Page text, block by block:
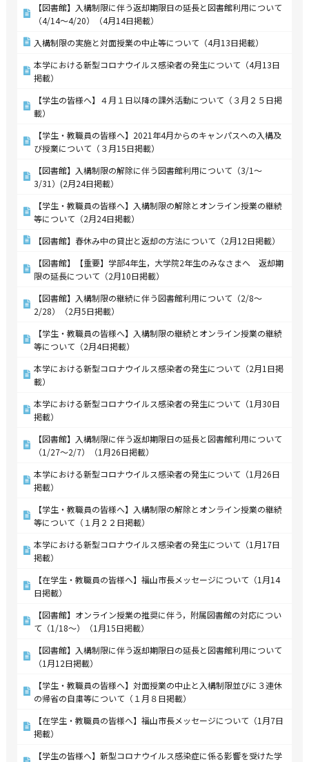
【図書館】入構制限に伴う返却期限日の延長と図書館利用について
（4/14～4/20）（4月14日掲載）
入構制限の実施と対面授業の中止等について（4月13日掲載）
本学における新型コロナウイルス感染者の発生について（4月13日
掲載）
【学生の皆様へ】４月１日以降の課外活動について（３月２５日掲
載）
【学生・教職員の皆様へ】2021年4月からのキャンパスへの入構及
び授業について（３月15日掲載）
【図書館】入構制限の解除に伴う図書館利用について（3/1～
3/31）(2月24日掲載）
【学生・教職員の皆様へ】入構制限の解除とオンライン授業の継続
等について（2月24日掲載）
【図書館】春休み中の貸出と返却の方法について（2月12日掲載）
【図書館】【重要】学部4年生，大学院2年生のみなさまへ 返却期
限の延長について（2月10日掲載）
【図書館】入構制限の継続に伴う図書館利用について（2/8～
2/28）（2月5日掲載）
【学生・教職員の皆様へ】入構制限の継続とオンライン授業の継続
等について（2月4日掲載）
本学における新型コロナウイルス感染者の発生について（2月1日掲
載）
本学における新型コロナウイルス感染者の発生について（1月30日
掲載）
【図書館】入構制限に伴う返却期限日の延長と図書館利用について
（1/27～2/7）（1月26日掲載）
本学における新型コロナウイルス感染者の発生について（1月26日
掲載）
【学生・教職員の皆様へ】入構制限の解除とオンライン授業の継続
等について（１月２２日掲載）
本学における新型コロナウイルス感染者の発生について（1月17日
掲載）
【在学生・教職員の皆様へ】福山市長メッセージについて（1月14
日掲載）
【図書館】オンライン授業の推奨に伴う，附属図書館の対応につい
て（1/18～）（1月15日掲載）
【図書館】入構制限に伴う返却期限日の延長と図書館利用について
（1月12日掲載）
【学生・教職員の皆様へ】対面授業の中止と入構制限並びに３連休
の帰省の自粛等について（１月８日掲載）
【在学生・教職員の皆様へ】福山市長メッセージについて（1月7日
掲載）
【学生の皆様へ】新型コロナウイルス感染症に係る影響を受けた学